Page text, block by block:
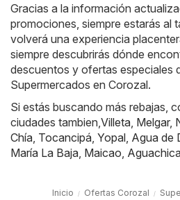
Gracias a la información
promociones, siempre estarás al
volverá una experiencia
siempre descubrirás dónde
descuentos y ofertas especiales
Supermercados en Corozal.
Si estás buscando más rebajas,
ciudades tambien, Villeta Melgar,
Chía Tocancipá Yopal Agua de
María La Baja Maicao
Inicio Ofertas Corozal